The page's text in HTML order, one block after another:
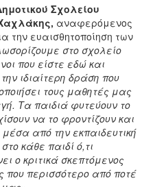
Σχολείου
αναφερόμενος
την ευαισθητοποίηση των
στο σχολείο
που είστε εδώ και
ιδιαίτερη δράση που
τους μαθητές μας
Τα παιδιά φυτεύουν το
να το φροντίζουν και
από την εκπαιδευτική
κάθε παιδί ό,τι
ο κριτικά σκεπτόμενος
που περισσότερο από ποτέ